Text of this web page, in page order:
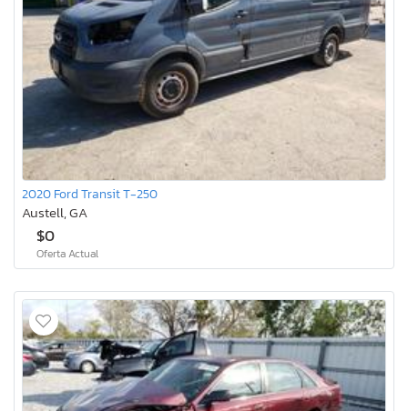
2020 Ford Transit T-250
Austell, GA
$0
Oferta Actual